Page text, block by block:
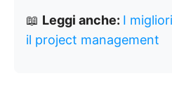
📖 Leggi anche: I
il project management